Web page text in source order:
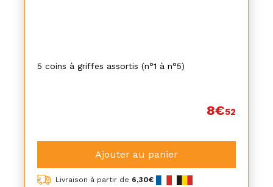
5 coins à griffes assortis (n°1 à n°5)
8€52
Ajouter au panier
Livraison à partir de 6,30€